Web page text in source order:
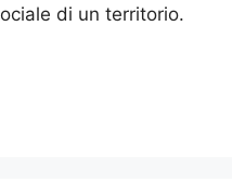
di un territorio.